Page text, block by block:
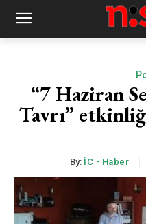
“7 Haziran
Tavrı”
By: İC - Haber